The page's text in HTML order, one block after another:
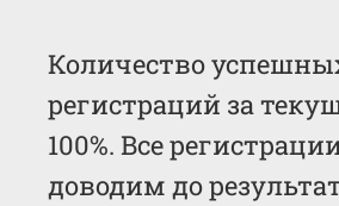
Количество
регистраций за
100%. Все
доводим до